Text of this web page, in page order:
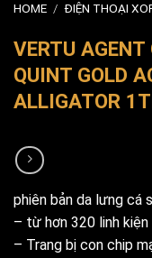
HOME / ĐIỆN THOẠI
VERTU
QUINT GOLD
ALLIGATOR
phiên bản da lưng cá
– từ hơn 320 linh
– Trang bị con chip